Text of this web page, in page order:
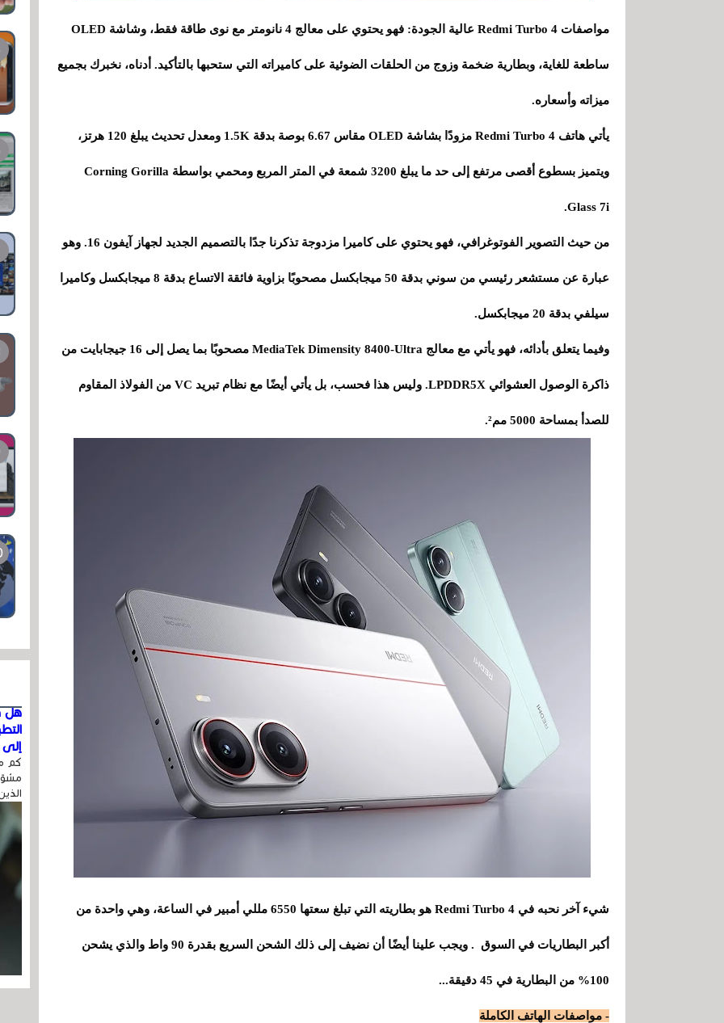
مواصفات Redmi Turbo 4 عالية الجودة: فهو يحتوي على معالج 4 نانومتر مع نوى طاقة فقط، وشاشة OLED
ساطعة للغاية، وبطارية ضخمة وزوج من الحلقات الضوئية على كاميراته التي ستحبها بالتأكيد. أدناه، نخبرك بجميع
ميزاته وأسعاره.
يأتي هاتف Redmi Turbo 4 مزودًا بشاشة OLED مقاس 6.67 بوصة بدقة 1.5K ومعدل تحديث يبلغ 120 هرتز،
ويتميز بسطوع أقصى مرتفع إلى حد ما يبلغ 3200 شمعة في المتر المربع ومحمي بواسطة Corning Gorilla
Glass 7i.
من حيث التصوير الفوتوغرافي، فهو يحتوي على كاميرا مزدوجة تذكرنا جدًا بالتصميم الجديد لجهاز آيفون 16. وهو
عبارة عن مستشعر رئيسي من سوني بدقة 50 ميجابكسل مصحوبًا بزاوية فائقة الاتساع بدقة 8 ميجابكسل وكاميرا
سيلفي بدقة 20 ميجابكسل.
وفيما يتعلق بأدائه، فهو يأتي مع معالج MediaTek Dimensity 8400-Ultra مصحوبًا بما يصل إلى 16 جيجابايت من
ذاكرة الوصول العشوائي LPDDR5X. وليس هذا فحسب، بل يأتي أيضًا مع نظام تبريد VC من الفولاذ المقاوم
للصدأ بمساحة 5000 مم².
شيء آخر نحبه في Redmi Turbo 4 هو بطاريته التي تبلغ سعتها 6550 مللي أمبير في الساعة، وهي واحدة من
أكبر البطاريات في السوق . ويجب علينا أيضًا أن نضيف إلى ذلك الشحن السريع بقدرة 90 واط والذي يشحن
100% من البطارية في 45 دقيقة...
- مواصفات الهاتف الكاملة
هل
إلى
كم